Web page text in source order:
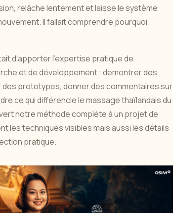
relâche lentement et laisse le système
Il fallait comprendre pourquoi
d'apporter l'expertise pratique de
et de développement : démontrer des
prototypes, donner des commentaires sur
ce qui différencie le massage thaïlandais du
notre méthode complète à un projet de
les techniques visibles mais aussi les détails
pratique.